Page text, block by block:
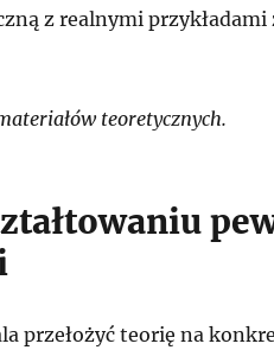
z realnymi przykładami
teoretycznych.
przełożyć teorię na